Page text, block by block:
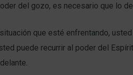
del gozo, es necesario que lo
que esté enfrentando, usted
puede recurrir al poder del